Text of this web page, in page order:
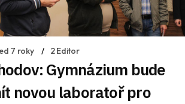
7 roky 2 Editor
Gymnázium bude
novou laboratoř pro